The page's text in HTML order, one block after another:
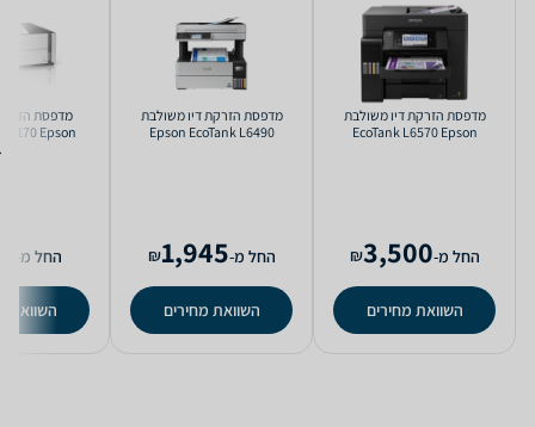
‏מדפסת הזרקת דיו ‏משולבת
EcoTank L6570‎ Epson
החל מ-3,500
₪
השוואת מחירים
‏מדפסת הזרקת דיו ‏משולבת
Epson EcoTank L6490
החל מ-1,945
₪
השוואת מחירים
Epson
החל מ-
השוואת